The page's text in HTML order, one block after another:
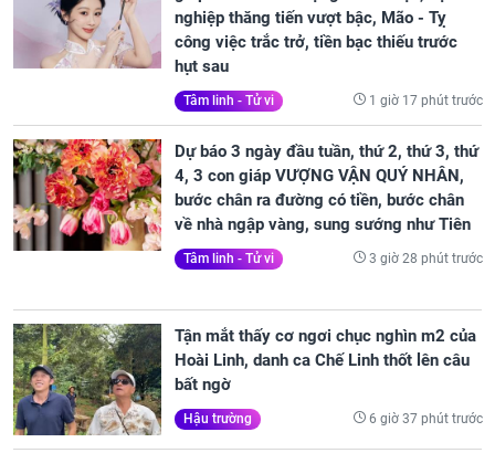
nghiệp thăng tiến vượt bậc, Mão - Tỵ
công việc trắc trở, tiền bạc thiếu trước
hụt sau
Tâm linh - Tử vi 1 giờ 17 phút trước
Dự báo 3 ngày đầu tuần, thứ 2, thứ 3, thứ
4, 3 con giáp VƯỢNG VẬN QUÝ NHÂN,
bước chân ra đường có tiền, bước chân
về nhà ngập vàng, sung sướng như Tiên
Tâm linh - Tử vi 3 giờ 28 phút trước
Tận mắt thấy cơ ngơi chục nghìn m2 của
Hoài Linh, danh ca Chế Linh thốt lên câu
bất ngờ
Hậu trường 6 giờ 37 phút trước